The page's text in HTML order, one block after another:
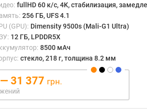
fullHD 60 к/с, 4K, стабилизация,
256 ГБ, UFS 4.1
(GPU): Dimensity 9500s (Mali-G1 Ultra)
12 ГБ, LPDDR5X
8500 мАч
стекло, 218 г, толщина 8.2 мм
31 377 грн.